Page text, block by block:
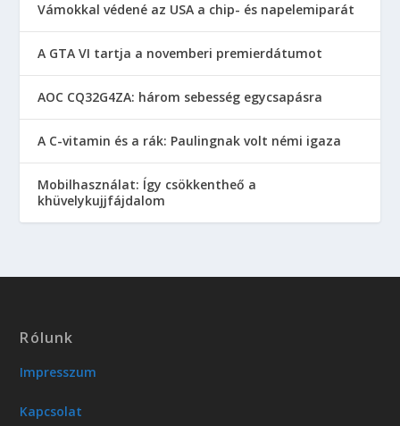
Vámokkal védené az USA a chip- és napelemiparát
A GTA VI tartja a novemberi premierdátumot
AOC CQ32G4ZA: három sebesség egycsapásra
A C-vitamin és a rák: Paulingnak volt némi igaza
Mobilhasználat: Így csökkentheő a
khüvelykujjfájdalom
Rólunk
Impresszum
Kapcsolat